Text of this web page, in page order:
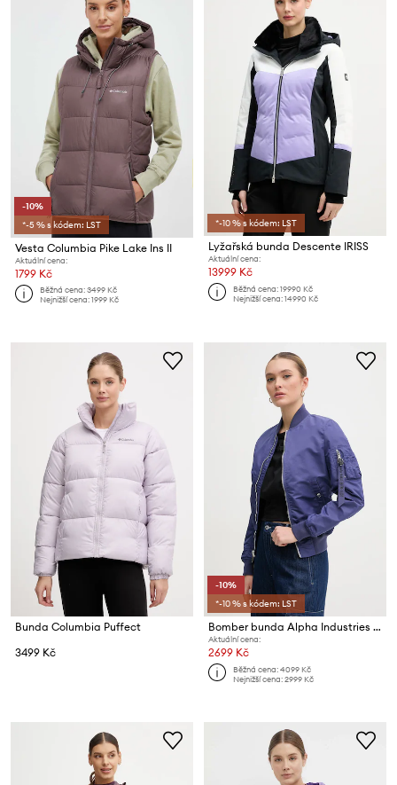
-10%
*-5 % s kódem: LST
Vesta Columbia Pike Lake Ins II
Aktuální cena:
1799 Kč
Běžná cena:3499 Kč
Nejnižší cena:1999 Kč
*-10 % s kódem: LST
Lyžařská bunda Descente IRISS
Aktuální cena:
13999 Kč
Běžná cena:19990 Kč
Nejnižší cena:14990 Kč
Bunda Columbia Puffect
3499 Kč
-10%
*-10 % s kódem: LST
Bomber bunda Alpha Industries MA-1 VF LW
Aktuální cena:
2699 Kč
Běžná cena:4099 Kč
Nejnižší cena:2999 Kč